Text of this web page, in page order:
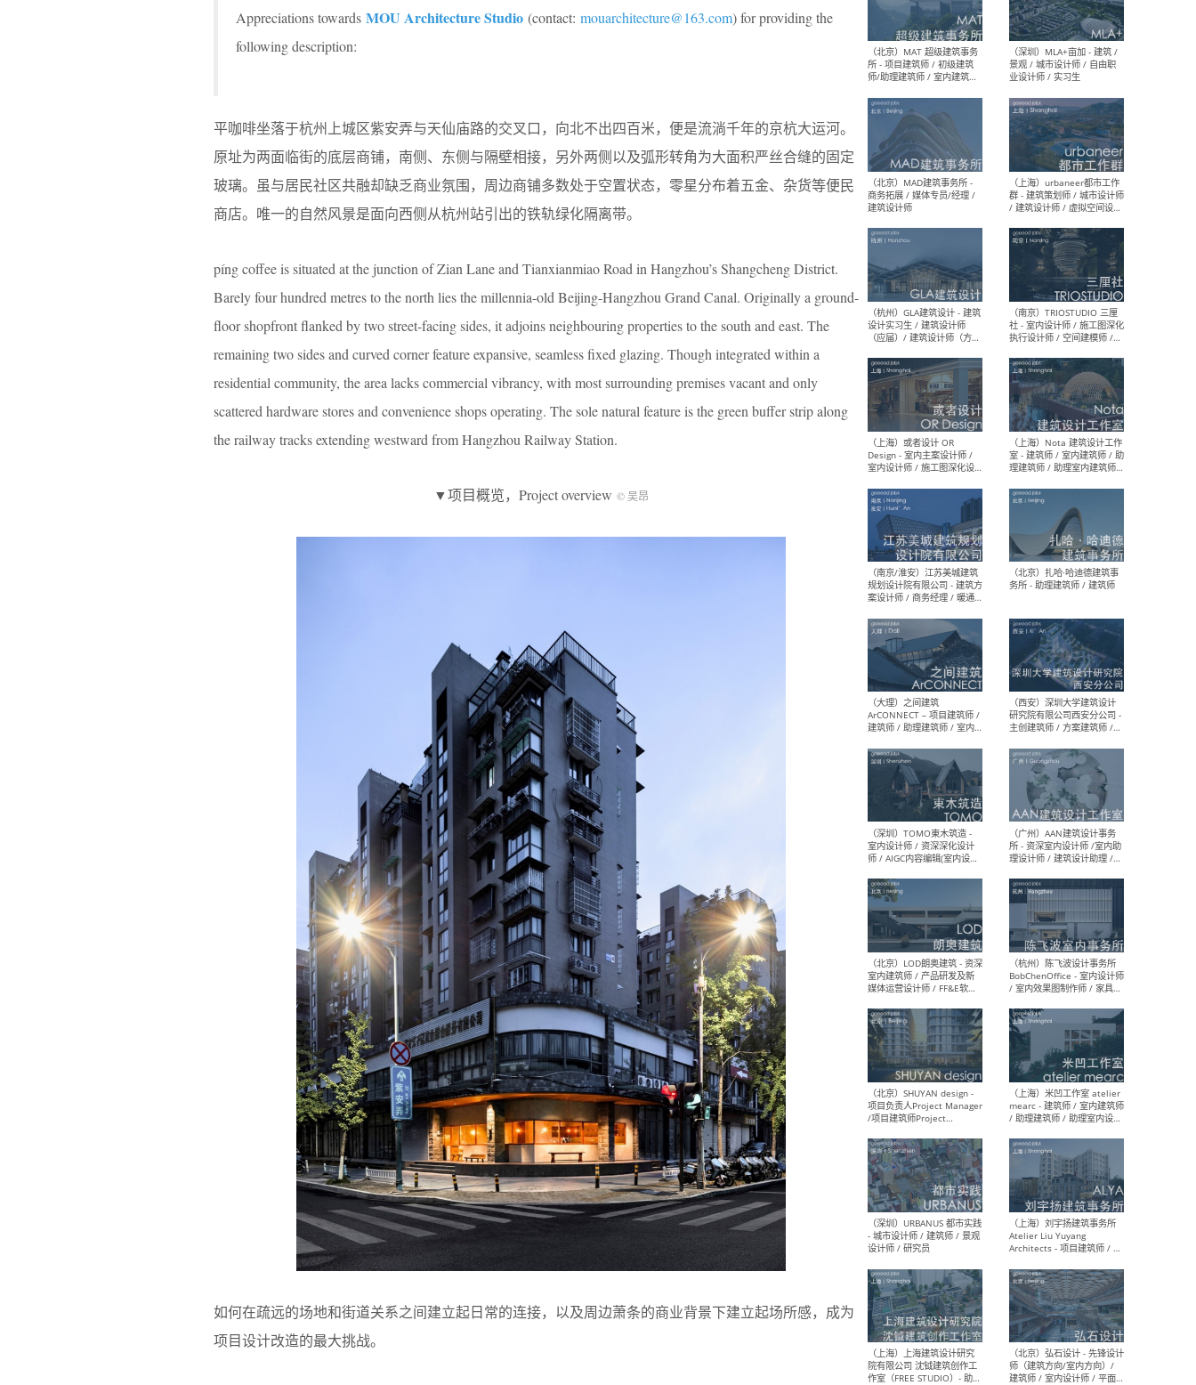
Appreciations towards MOU Architecture Studio (contact: mouarchitecture@163.com) for providing the
following description:
平咖啡坐落于杭州上城区紫安弄与天仙庙路的交叉口，向北不出四百米，便是流淌千年的京杭大运河。
原址为两面临街的底层商铺， 南侧、东侧与隔壁相接，另外两侧以及弧形转角为大面积严丝合缝的固定
玻璃。虽与居民社区共融却缺乏商业氛围，周边商铺多数处于空置状态，零星分布着五金、杂货等便民
商店。唯一的自然风景是面向西侧从杭州站引出的铁轨绿化隔离带。
píng coffee is situated at the junction of Zian Lane and Tianxianmiao Road in Hangzhou’s Shangcheng District.
Barely four hundred metres to the north lies the millennia-old Beijing-Hangzhou Grand Canal. Originally a ground-
floor shopfront flanked by two street-facing sides, it adjoins neighbouring properties to the south and east. The
remaining two sides and curved corner feature expansive, seamless fixed glazing. Though integrated within a
residential community, the area lacks commercial vibrancy, with most surrounding premises vacant and only
scattered hardware stores and convenience shops operating. The sole natural feature is the green buffer strip along
the railway tracks extending westward from Hangzhou Railway Station.
▼项目概览，Project overview © 吴昂
如何在疏远的场地和街道关系之间建立起日常的连接，以及周边萧条的商业背景下建立起场所感，成为
项目设计改造的最大挑战。
（杭州/青岛/上海/厦门/重
庆/成都）gad杰地设计 - 建
筑 / 设备 / 城市设计 / 室内 /
幕墙 / BIM / 成本 / 工程 / 运
营 / 品牌 / 观点views / 实习
等
（北京）MAT 超级建筑事务
所 - 项目建筑师 / 初级建筑
/ 实习生
（北京）MAD建筑事务所 -
商务拓展 / 媒体专员/经理 /
建筑设计师
（杭州）GLA建筑设计 - 建筑
设计实习生 / 建筑设计师
（应届）/ 建筑设计师（方案
设计）/ 建筑设计师（施工
图）/ 结构设计师 / 给排水设
计师
（上海）或者设计 OR
Design - 室内主案设计师 /
室内设计师 / 施工图深化设
计师 / 室内设计助理 / 新媒
体运营
（南京/淮安）江苏美城建筑
规划设计院有限公司 - 建筑方
案设计师 / 商务经理 / 暖通
设计师 / 造价工程师
（大理）之间建筑
ArCONNECT – 项目建筑师 /
建筑师 / 助理建筑师 / 室内
设计师 / 实习生
（深圳）TOMO東木筑造 -
室内设计师 / 资深深化设计
方向) / 照明设计师 / 软装设
计师
（北京）LOD朗奥建筑 - 资深
室内建筑师 / 产品研发及新
媒体运营设计师 / FF&E软装
设计师 / 深化设计师 / 实习
生